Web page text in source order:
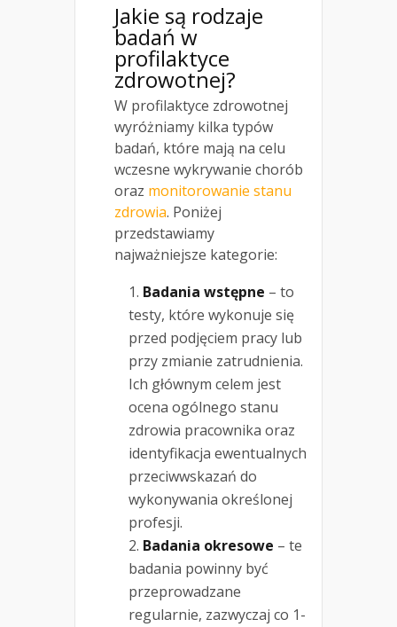
Jakie są rodzaje
badań w
profilaktyce
zdrowotnej?
W profilaktyce zdrowotnej
wyróżniamy kilka typów
badań, które mają na celu
wczesne wykrywanie chorób
oraz monitorowanie stanu
zdrowia. Poniżej
przedstawiamy
najważniejsze kategorie:
Badania wstępne – to
testy, które wykonuje się
przed podjęciem pracy lub
przy zmianie zatrudnienia.
Ich głównym celem jest
ocena ogólnego stanu
zdrowia pracownika oraz
identyfikacja ewentualnych
przeciwwskazań do
wykonywania określonej
profesji.
Badania okresowe – te
badania powinny być
przeprowadzane
regularnie, zazwyczaj co 1-